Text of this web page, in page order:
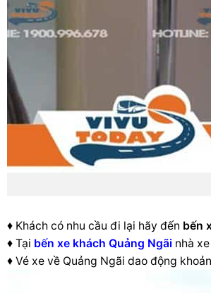
đây
là
hãng
xe
nhiều
dòng
xe
“xịn
sò”
nhất
Limousine
34
giường
và
giường
nằm
♦ Khách có nhu cầu đi lại hãy đến bến
♦ Tại bến xe khách Quảng Ngãi nhà
♦ Vé xe về Quảng Ngãi dao động